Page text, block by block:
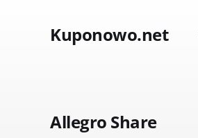
Kuponowo.net
Allegro Share